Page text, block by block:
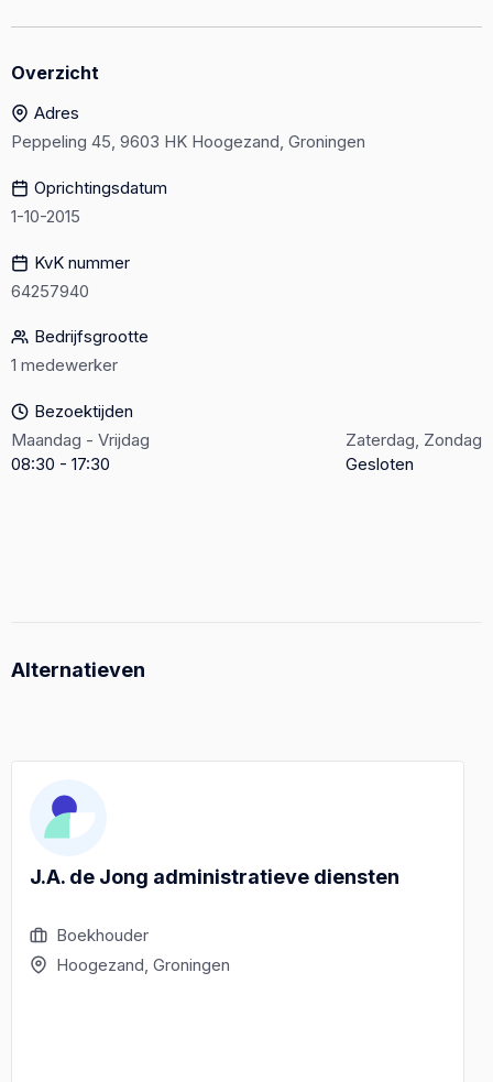
Overzicht
Adres
Peppeling 45, 9603 HK Hoogezand, Groningen
Oprichtingsdatum
1-10-2015
KvK nummer
64257940
Bedrijfsgrootte
1 medewerker
Bezoektijden
Maandag - Vrijdag
08:30 - 17:30
Zaterdag, Zondag
Gesloten
Alternatieven
J.A. de Jong administratieve diensten
Boekhouder
Hoogezand, Groningen